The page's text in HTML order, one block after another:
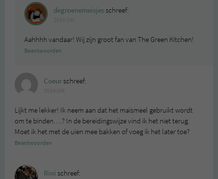
degroenemeisjesschreef:
Aahhhh vandaar! Wij zijn groot fan van The Green Kitchen!
Beantwoorden
Coeurschreef:
Lijkt me lekker! Ik neem aan dat het maïsmeel gebruikt wordt
om te binden….? In de bereidingswijze vind ik het niet terug.
Moet ik het met de uien mee bakken of voeg ik het later toe?
Beantwoorden
Rini schreef: